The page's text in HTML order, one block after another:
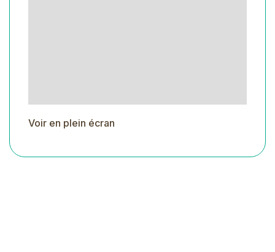
Voir en plein écran